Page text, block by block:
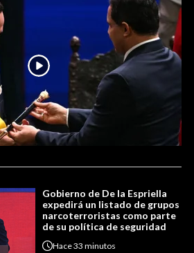
Gobierno de De la Espriella
expedirá un listado de grupos
narcoterroristas como parte
de su política de seguridad
Hace33 minutos